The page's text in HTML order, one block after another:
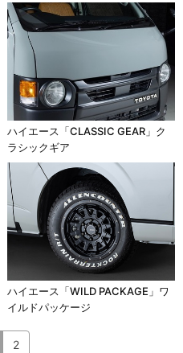
ハイエース「CLASSIC GEAR」ク
ラシックギア
ハイエース「WILD PACKAGE」ワ
イルドパッケージ
2